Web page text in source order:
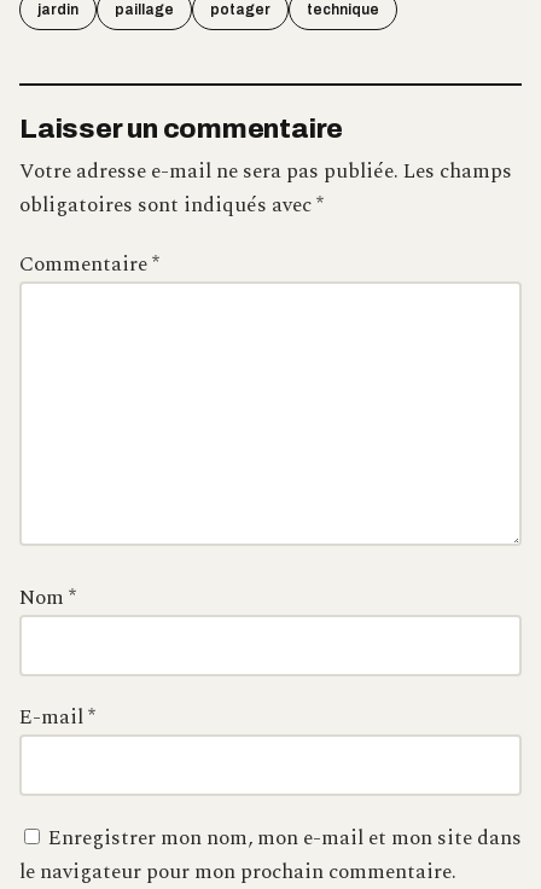
jardin paillage potager technique
Laisser un commentaire
Votre adresse e-mail ne sera pas publiée.Les champs
obligatoires sont indiqués avec*
Commentaire*
Nom*
E-mail*
Enregistrer mon nom, mon e-mail et mon site dans
le navigateur pour mon prochain commentaire.